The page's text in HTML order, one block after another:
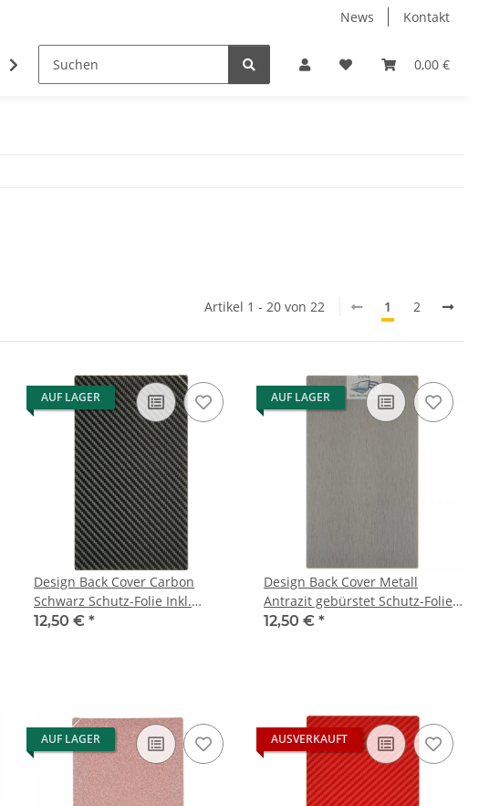
News Kontakt
0,00 €
Stahlwerk / Neu & OVP Airsoft Handy / Tablet Schutz u.
Artikel 1 - 20 von 22 1 2
AUF LAGER
Design Back Cover Carbon
Schwarz Schutz-Folie Inkl.
Auftragungshilfe Set
12,50 € *
AUF LAGER
Design Back Cover Metall
Antrazit gebürstet Schutz-Folie +
Auftragungshilfe Set
12,50 € *
AUF LAGER AUSVERKAUFT